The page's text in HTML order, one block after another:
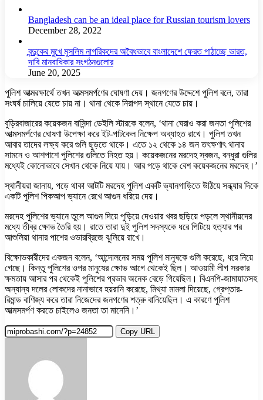
Bangladesh can be an ideal place for Russian tourism lovers
December 28, 2022
বন্দুকের মুখে মুসলিম নাগরিকদের অবৈধভাবে বাংলাদেশে ফেরত পাঠাচ্ছে ভারত,
দাবি মানবাধিকার সংগঠনগুলোর
June 20, 2025
পুলিশ আত্মরক্ষার্থে তখন আত্মসমর্পণের ঘোষণা দেয়। জনগণের উদ্দেশে পুলিশ বলে, তারা
সংঘর্ষ চালিয়ে যেতে চায় না। থানা থেকে নিরাপদ স্থানে যেতে চায়।
বুড়িরবাজারের কয়েকজন বাসিন্দা ডেইলি স্টারকে বলেন, ‘থানা ঘেরাও করা জনতা পুলিশের
আত্মসমর্পণের ঘোষণা উপেক্ষা করে ইট-পাটকেল নিক্ষেপ অব্যাহত রাখে। পুলিশ তখন
আবার তাদের লক্ষ্য করে গুলি ছুড়তে থাকে। এতে ১২ থেকে ১৪ জন তৎক্ষণাৎ থানার
সামনে ও আশপাশে পুলিশের গুলিতে নিহত হয়। কয়েকজনের মরদেহ স্বজন, বন্ধুরা গুলির
মধ্যেই কোনোভাবে সেখান থেকে নিয়ে যায়। আর পড়ে থাকে বেশ কয়েকজনের মরদেহ।’
স্থানীয়রা জানায়, পড়ে থাকা আটটি মরদেহ পুলিশ একটি ভ্যানগাড়িতে উঠিয়ে সন্ধ্যার দিকে
একটি পুলিশ পিকআপ ভ্যানে রেখে আগুন ধরিয়ে দেয়।
মরদেহ পুলিশের ভ্যানে তুলে আগুন দিয়ে পুড়িয়ে দেওয়ার খবর ছড়িয়ে পড়লে স্থানীয়দের
মধ্যে তীব্র ক্ষোভ তৈরি হয়। রাতে তারা দুই পুলিশ সদস্যকে ধরে পিটিয়ে হত্যার পর
আশুলিয়া থানার পাশের ওভারব্রিজে ঝুলিয়ে রাখে।
বিক্ষোভকারীদের একজন বলেন, ‘আন্দোলনের সময় পুলিশ মানুষকে গুলি করেছে, ধরে নিয়ে
গেছে। কিন্তু পুলিশের ওপর মানুষের ক্ষোভ আগে থেকেই ছিল। আওয়ামী লীগ সরকার
ক্ষমতায় আসার পর থেকেই পুলিশের প্রভাব অনেক বেড়ে গিয়েছিল। বিএনপি-জামায়াতসহ
অন্যান্য দলের লোকদের নানাভাবে হয়রানি করেছে, মিথ্যা মামলা দিয়েছে, গ্রেপ্তার-
রিমান্ড বাণিজ্য করে তারা নিজেদের জনগণের শত্রু বানিয়েছিল। এ কারণে পুলিশ
আত্মসমর্পণ করতে চাইলেও জনতা তা মানেনি।’
Copy URL